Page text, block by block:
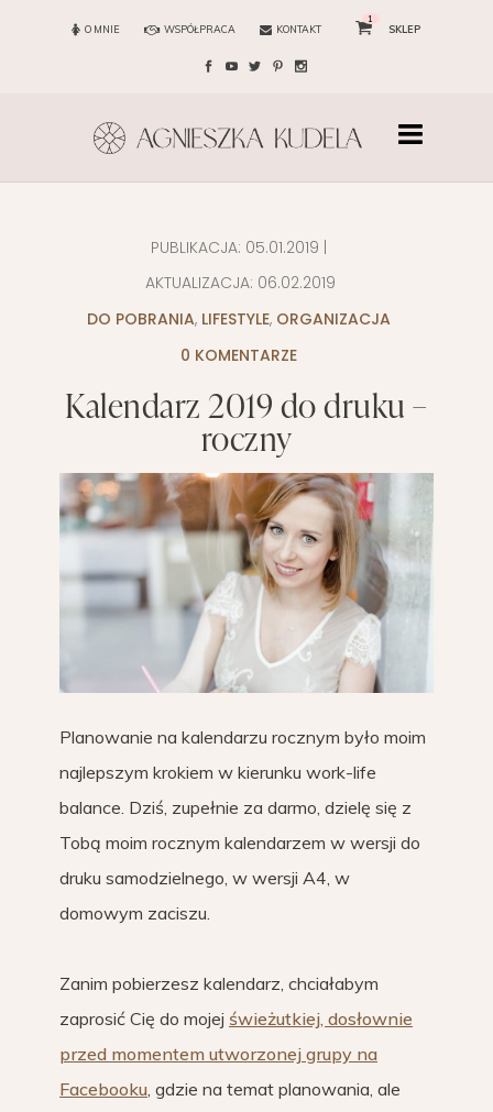
O MNIE WSPÓŁPRACA KONTAKT
1
SKLEP
PUBLIKACJA: 05.01.2019
AKTUALIZACJA: 06.02.2019
DO POBRANIA, LIFESTYLE, ORGANIZACJA
0 KOMENTARZE
Kalendarz 2019 do druku –
roczny
Planowanie na kalendarzu rocznym było moim
najlepszym krokiem w kierunku work-life
balance. Dziś, zupełnie za darmo, dzielę się z
Tobą moim rocznym kalendarzem w wersji do
druku samodzielnego, w wersji A4, w
domowym zaciszu.
Zanim pobierzesz kalendarz, chciałabym
zaprosić Cię do mojej świeżutkiej, dosłownie
przed momentem utworzonej grupy na
Facebooku, gdzie na temat planowania, ale